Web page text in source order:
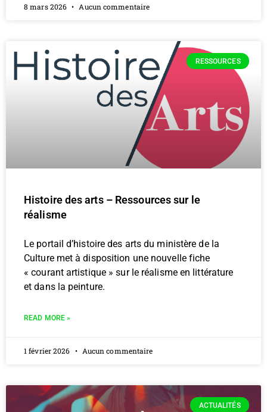
8 mars 2026 Aucun commentaire
RESSOURCES
Histoire des arts – Ressources sur le
réalisme
Le portail d’histoire des arts du ministère de la
Culture met à disposition une nouvelle fiche
« courant artistique » sur le réalisme en littérature
et dans la peinture.
READ MORE »
1 février 2026 Aucun commentaire
ACTUALITÉS